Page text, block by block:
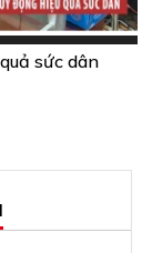
sức dân